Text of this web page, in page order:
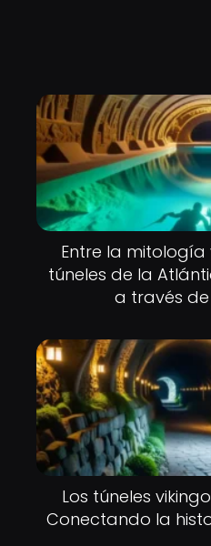
Entre la mitología
túneles de la
a través
Los túneles
Conectando la